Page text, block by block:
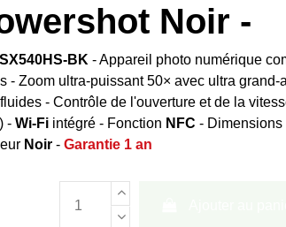
Noir -
SX540HS-BK - Appareil photo numérique
- Zoom ultra-puissant 50× avec ultra
- Contrôle de l'ouverture et de la
- Wi-Fiintégré - Fonction NFC - Dimensions
Noir- Garantie 1 an